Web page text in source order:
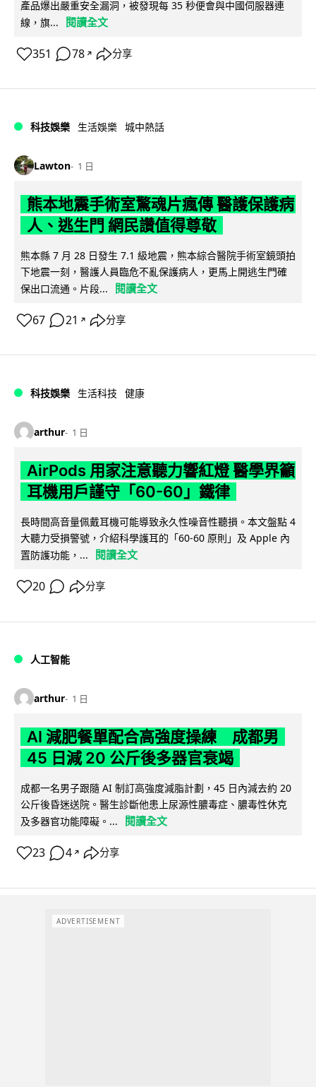
產品爆出嚴重安全漏洞，被發現每 35 秒便會與中國伺服器連
線，旗...
閱讀全文
351 78 ↗ 分享
科技娛樂 生活娛樂 城中熱話
Lawton 1 日
熊本地震手術室驚魂片瘋傳 醫護保護病
人、逃生門 網民讚值得尊敬
熊本縣 7 月 28 日發生 7.1 級地震，熊本綜合醫院手術室鏡頭拍
下地震一刻，醫護人員臨危不亂保護病人，更馬上開逃生門確
保出口流通。片段...
閱讀全文
67 21 ↗ 分享
科技娛樂 生活科技 健康
arthur 1 日
AirPods 用家注意聽力響紅燈 醫學界籲
耳機用戶謹守「60-60」鐵律
長時間高音量佩戴耳機可能導致永久性噪音性聽損。本文盤點 4
大聽力受損警號，介紹科學護耳的「60-60 原則」及 Apple 內
置防護功能，...
閱讀全文
20 分享
人工智能
arthur 1 日
AI 減肥餐單配合高強度操練 成都男
45 日減 20 公斤後多器官衰竭
成都一名男子跟隨 AI 制訂高強度減脂計劃，45 日內減去約 20
公斤後昏迷送院。醫生診斷他患上尿源性膿毒症、膿毒性休克
及多器官功能障礙。...
閱讀全文
23 4 ↗ 分享
ADVERTISEMENT